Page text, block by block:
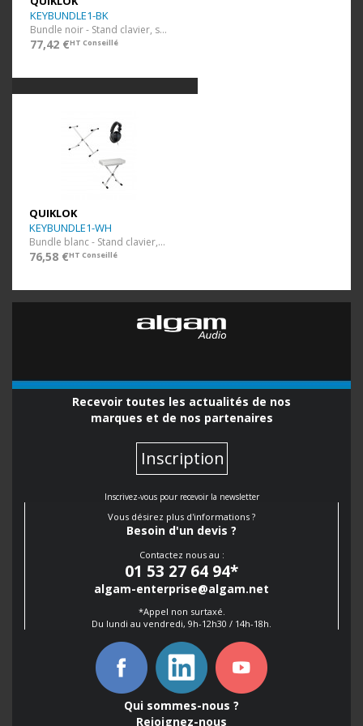
KEYBUNDLE1-BK
Bundle noir - Stand clavier, siège et casque
77,42 €HT Conseillé
QUIKLOK
KEYBUNDLE1-WH
Bundle blanc - Stand clavier, siège et casque
76,58 €HT Conseillé
Recevoir toutes les actualités de nos
marques et de nos partenaires
Inscription
Inscrivez-vous pour recevoir la newsletter
Vous désirez plus d'informations ?
Besoin d'un devis ?
Contactez nous au :
01 53 27 64 94*
algam-enterprise@algam.net
*Appel non surtaxé.
Du lundi au vendredi, 9h-12h30 / 14h-18h.
Qui sommes-nous ?
Rejoignez-nous